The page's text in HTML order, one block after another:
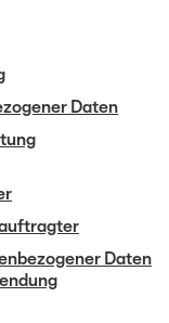
Daten
Daten